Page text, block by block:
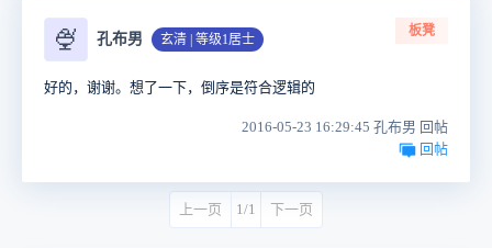
🍨 孔布男 玄清 | 等级1居士
板凳
好的，谢谢。想了一下，倒序是符合逻辑的
2016-05-23 16:29:45 孔布男 回帖
回帖
上一页 1/1 下一页